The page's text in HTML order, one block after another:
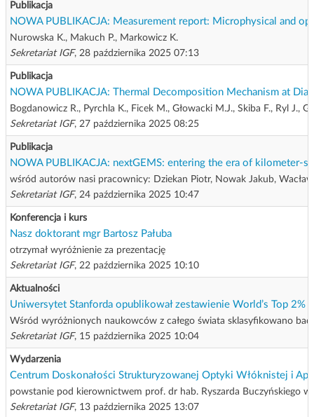
Publikacja
NOWA PUBLIKACJA: Measurement report: Microphysical and
Nurowska K., Makuch P., Markowicz K.
Sekretariat IGF, 28 października 2025 07:13
Publikacja
NOWA PUBLIKACJA: Thermal Decomposition Mechanism at
Bogdanowicz R., Pyrchla K., Ficek M., Głowacki M.J., Skiba F., Ryl J.,
Sekretariat IGF, 27 października 2025 08:25
Publikacja
NOWA PUBLIKACJA: nextGEMS: entering the era of kilometer-
wśród autorów nasi pracownicy: Dziekan Piotr, Nowak Jakub,
Sekretariat IGF, 24 października 2025 10:47
Konferencja i kurs
Nasz doktorant mgr Bartosz Pałuba
otrzymał wyróżnienie za prezentację
Sekretariat IGF, 22 października 2025 10:10
Aktualności
Uniwersytet Stanforda opublikował zestawienie World’s Top 2%
Wśród wyróżnionych naukowców z całego świata sklasyfikowano
Sekretariat IGF, 15 października 2025 10:04
Wydarzenia
Centrum Doskonałości Strukturyzowanej Optyki Włóknistej i
powstanie pod kierownictwem prof. dr hab. Ryszarda Buczyńskiego
Sekretariat IGF, 13 października 2025 13:07